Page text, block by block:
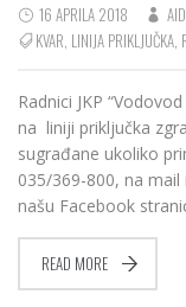
16 APRILA 2018
KVAR LINIJA PRIKLJUČKA
Radnici JKP
na liniji priključka
sugrađane ukoliko
035/369-800, na
našu Facebook
READ MORE